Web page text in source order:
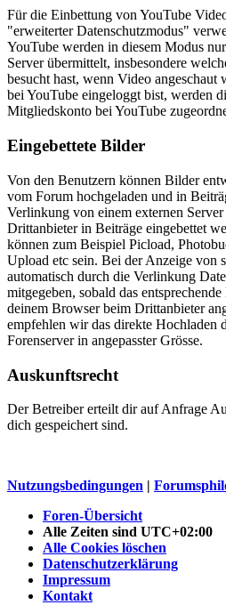
Für die Einbettung von YouTube
"erweiterter Datenschutzmodus"
YouTube werden in diesem Modus
Server übermittelt, insbesondere
besucht hast, wenn Video
bei YouTube eingeloggt bist, werden
Mitgliedskonto bei YouTube
Eingebettete Bilder
Von den Benutzern können Bilder
vom Forum hochgeladen und in
Verlinkung von einem externen
Drittanbieter in Beiträge eingebettet
können zum Beispiel Picload,
Upload etc sein. Bei der Anzeige von
automatisch durch die Verlinkung
mitgegeben, sobald das
deinem Browser beim Drittanbieter
empfehlen wir das direkte Hochladen
Forenserver in angepasster Grösse.
Auskunftsrecht
Der Betreiber erteilt dir auf Anfrage
dich gespeichert sind.
Nutzungsbedingungen |
Foren-Übersicht
Alle Zeiten sind UTC+02:00
Alle Cookies löschen
Datenschutzerklärung
Impressum
Kontakt